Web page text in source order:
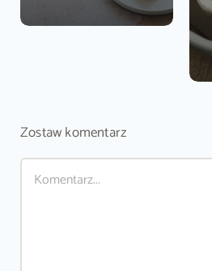
Zostaw komentarz
Comment